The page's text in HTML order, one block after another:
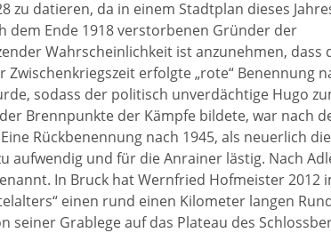
zu datieren, da in einem Stadtplan dieses
dem Ende 1918 verstorbenen Gründer der
Wahrscheinlichkeit ist anzunehmen, dass
erfolgte „rote“ Benennung
sodass der politisch unverdächtige Hugo
Brennpunkte der Kämpfe bildete, war nach
Rückbenennung nach 1945, als neuerlich die
und für die Anrainer lästig. Nach
In Bruck hat Wernfried Hofmeister 2012
einen rund einen Kilometer langen
Grablege auf das Plateau des